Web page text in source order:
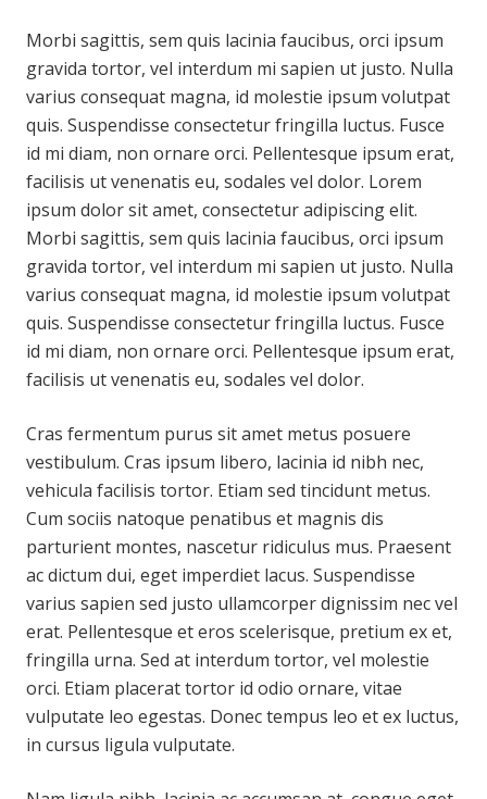
Morbi sagittis, sem quis lacinia faucibus, orci ipsum
gravida tortor, vel interdum mi sapien ut justo. Nulla
varius consequat magna, id molestie ipsum volutpat
quis. Suspendisse consectetur fringilla luctus. Fusce
id mi diam, non ornare orci. Pellentesque ipsum erat,
facilisis ut venenatis eu, sodales vel dolor. Lorem
ipsum dolor sit amet, consectetur adipiscing elit.
Morbi sagittis, sem quis lacinia faucibus, orci ipsum
gravida tortor, vel interdum mi sapien ut justo. Nulla
varius consequat magna, id molestie ipsum volutpat
quis. Suspendisse consectetur fringilla luctus. Fusce
id mi diam, non ornare orci. Pellentesque ipsum erat,
facilisis ut venenatis eu, sodales vel dolor.
Cras fermentum purus sit amet metus posuere
vestibulum. Cras ipsum libero, lacinia id nibh nec,
vehicula facilisis tortor. Etiam sed tincidunt metus.
Cum sociis natoque penatibus et magnis dis
parturient montes, nascetur ridiculus mus. Praesent
ac dictum dui, eget imperdiet lacus. Suspendisse
varius sapien sed justo ullamcorper dignissim nec vel
erat. Pellentesque et eros scelerisque, pretium ex et,
fringilla urna. Sed at interdum tortor, vel molestie
orci. Etiam placerat tortor id odio ornare, vitae
vulputate leo egestas. Donec tempus leo et ex luctus,
in cursus ligula vulputate.